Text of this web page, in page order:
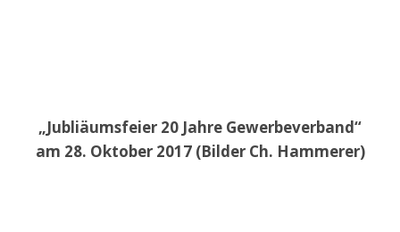
„Jubliäumsfeier 20 Jahre Gewerbeverband“
am 28. Oktober 2017 (Bilder Ch. Hammerer)